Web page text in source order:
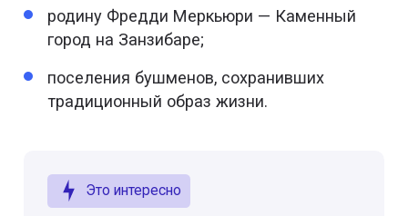
родину Фредди Меркьюри — Каменный
город на Занзибаре;
поселения бушменов, сохранивших
традиционный образ жизни.
Это интересно